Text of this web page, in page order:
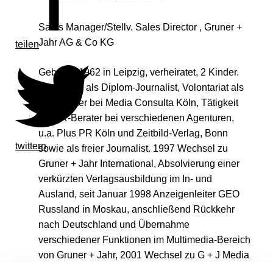
teilen
twittern
Sales Manager/Stellv. Sales Director , Gruner +
Jahr AG & Co KG
Geboren 1962 in Leipzig, verheiratet, 2 Kinder.
Abschluss als Diplom-Journalist, Volontariat als
PR-Berater bei Media Consulta Köln, Tätigkeit
als PR-Berater bei verschiedenen Agenturen,
u.a. Plus PR Köln und Zeitbild-Verlag, Bonn
sowie als freier Journalist. 1997 Wechsel zu
Gruner + Jahr International, Absolvierung einer
verkürzten Verlagsausbildung im In- und
Ausland, seit Januar 1998 Anzeigenleiter GEO
Russland in Moskau, anschließend Rückkehr
nach Deutschland und Übernahme
verschiedener Funktionen im Multimedia-Bereich
von Gruner + Jahr, 2001 Wechsel zu G + J Media